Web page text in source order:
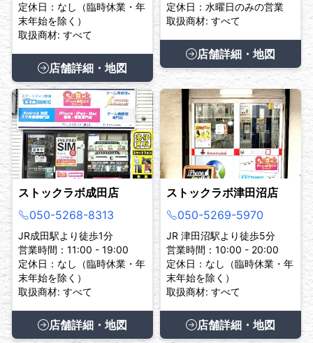
定休日：なし（臨時休業・年
末年始を除く）
取扱商材: すべて
店舗詳細・地図
定休日：水曜日のみの営業
取扱商材: すべて
店舗詳細・地図
ストックラボ成田店
050-5268-8313
JR成田駅より徒歩1分
営業時間：11:00 - 19:00
定休日：なし（臨時休業・年
末年始を除く）
取扱商材: すべて
店舗詳細・地図
ストックラボ津田沼店
050-5269-5970
JR 津田沼駅より徒歩5分
営業時間：10:00 - 20:00
定休日：なし（臨時休業・年
末年始を除く）
取扱商材: すべて
店舗詳細・地図